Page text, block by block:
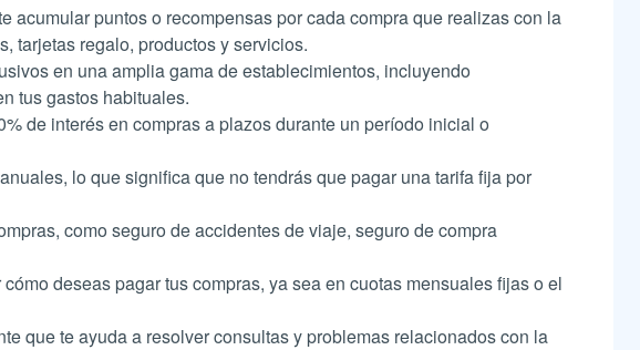
puntos o recompensas por cada compra que realizas con la
tarjetas regalo, productos y servicios.
en una amplia gama de establecimientos, incluyendo
tus gastos habituales.
de interés en compras a plazos durante un período inicial o
lo que significa que no tendrás que pagar una tarifa fija por
como seguro de accidentes de viaje, seguro de compra
deseas pagar tus compras, ya sea en cuotas mensuales fijas o el
que te ayuda a resolver consultas y problemas relacionados con la